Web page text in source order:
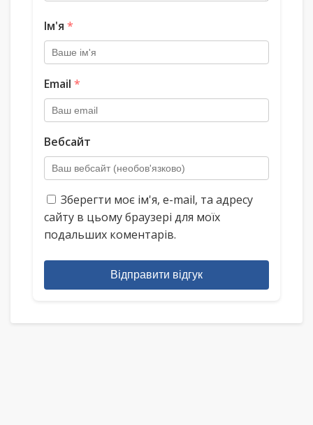
Ім'я *
Email *
Вебсайт
Зберегти моє ім'я, e-mail, та адресу
сайту в цьому браузері для моїх
подальших коментарів.
Відправити відгук